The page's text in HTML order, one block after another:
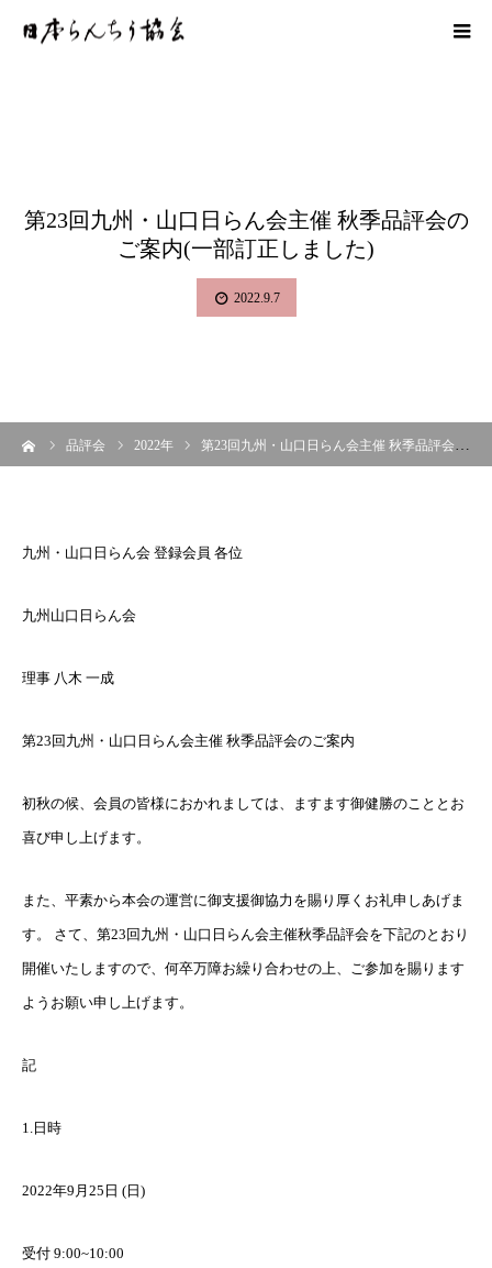
第23回九州・山口日らん会主催 秋季品評会の
ご案内(一部訂正しました)
2022.9.7
品評会 2022年 第23回九州・山口日らん会主催 秋季品評会のご案内(一部訂正しました)
九州・山口日らん会 登録会員 各位
九州山口日らん会
理事 八木 一成
第23回九州・山口日らん会主催 秋季品評会のご案内
初秋の候、会員の皆様におかれましては、ますます御健勝のこととお
喜び申し上げます。
また、平素から本会の運営に御支援御協力を賜り厚くお礼申しあげま
す。 さて、第23回九州・山口日らん会主催秋季品評会を下記のとおり
開催いたしますので、何卒万障お繰り合わせの上、ご参加を賜ります
ようお願い申し上げます。
記
1.日時
2022年9月25日 (日)
受付 9:00~10:00